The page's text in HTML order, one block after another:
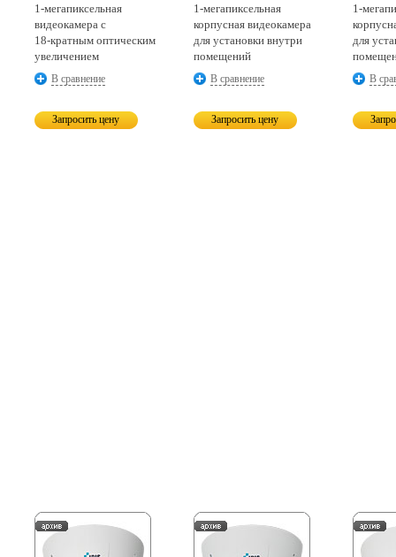
1-мегапиксельная
видеокамера с
18-кратным оптическим
увеличением
В сравнение
Запросить цену
1-мегапиксельная
корпусная видеокамера
для установки внутри
помещений
В сравнение
Запросить цену
1-
для
В